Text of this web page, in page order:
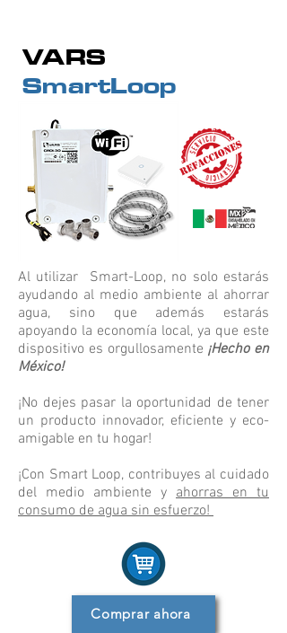
VARS
SmartLoop
Al utilizar Smart-Loop, no solo estarás
ayudando al medio ambiente al ahorrar
agua, sino que además estarás
apoyando la economía local, ya que este
dispositivo es orgullosamente ¡Hecho en
México!
¡No dejes pasar la oportunidad de tener
un producto innovador, eficiente y eco-
amigable en tu hogar!
¡Con Smart Loop, contribuyes al cuidado
del medio ambiente y ahorras en tu
consumo de agua sin esfuerzo!
Comprar ahora